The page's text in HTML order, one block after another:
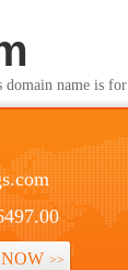
name is for
>>